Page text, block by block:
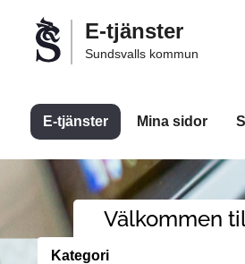
Välkommen
Sundsvalls
tjänster
E-tjänster
Sundsvalls kommun
E-tjänster Mina sidor
Välkommen
Kategori